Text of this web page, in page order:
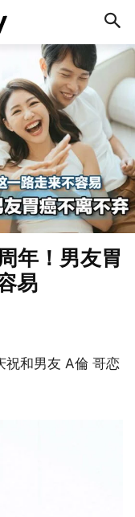
年！男友胃
易
祝和男友 A倫 哥恋